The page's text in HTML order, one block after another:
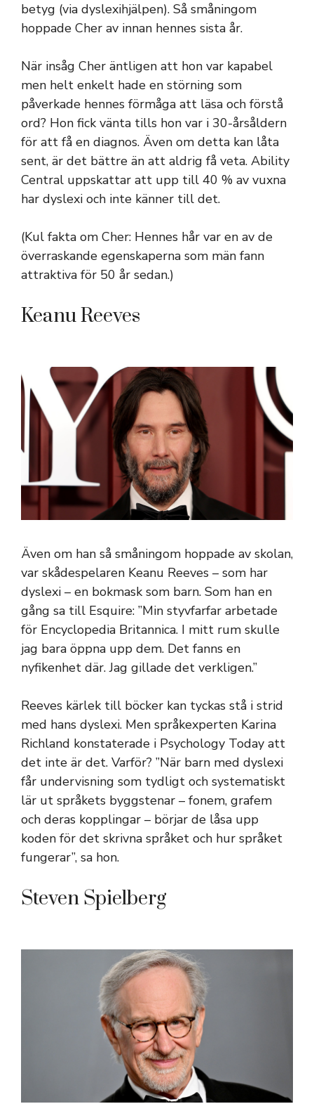
betyg (via dyslexihjälpen). Så småningom
hoppade Cher av innan hennes sista år.
När insåg Cher äntligen att hon var kapabel
men helt enkelt hade en störning som
påverkade hennes förmåga att läsa och förstå
ord? Hon fick vänta tills hon var i 30-årsåldern
för att få en diagnos. Även om detta kan låta
sent, är det bättre än att aldrig få veta. Ability
Central uppskattar att upp till 40 % av vuxna
har dyslexi och inte känner till det.
(Kul fakta om Cher: Hennes hår var en av de
överraskande egenskaperna som män fann
attraktiva för 50 år sedan.)
Keanu Reeves
Även om han så småningom hoppade av skolan,
var skådespelaren Keanu Reeves – som har
dyslexi – en bokmask som barn. Som han en
gång sa till Esquire: ”Min styvfarfar arbetade
för Encyclopedia Britannica. I mitt rum skulle
jag bara öppna upp dem. Det fanns en
nyfikenhet där. Jag gillade det verkligen.”
Reeves kärlek till böcker kan tyckas stå i strid
med hans dyslexi. Men språkexperten Karina
Richland konstaterade i Psychology Today att
det inte är det. Varför? ”När barn med dyslexi
får undervisning som tydligt och systematiskt
lär ut språkets byggstenar – fonem, grafem
och deras kopplingar – börjar de låsa upp
koden för det skrivna språket och hur språket
fungerar”, sa hon.
Steven Spielberg